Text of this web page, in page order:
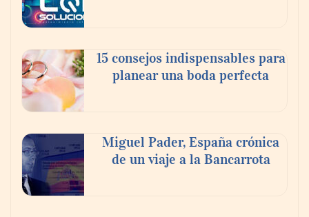
Toro Tapas inaugura su Raw Bar: una
experiencia desde mediodía hasta el
anochecer con cocina abierta
15 consejos indispensables para
planear una boda perfecta
Miguel Pader, España crónica
de un viaje a la Bancarrota